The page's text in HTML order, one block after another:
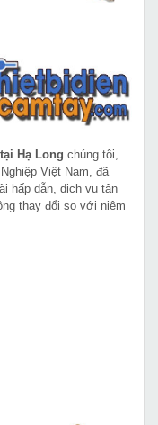
Hạ Long chúng tôi,
Việt Nam, đã
hấp dẫn, dịch vụ tận
thay đổi so với niêm